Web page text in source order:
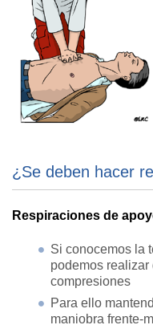
¿Se deben hacer
Respiraciones de
Si conocemos la
podemos
compresiones
Para ello
maniobra frente-